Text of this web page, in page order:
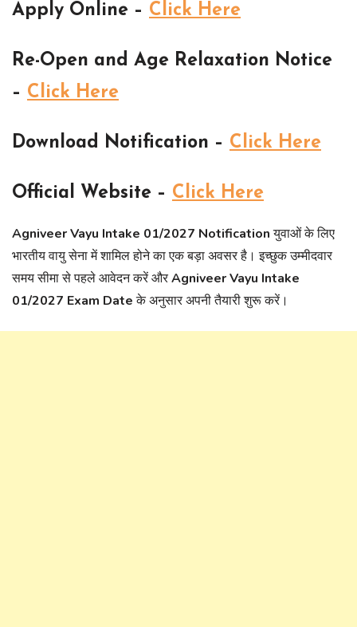
Apply Online – Click Here
Re-Open and Age Relaxation Notice
– Click Here
Download Notification – Click Here
Official Website – Click Here
Agniveer Vayu Intake 01/2027 Notificationयुवाओं के लिए
भारतीय वायु सेना में शामिल होने का एक बड़ा अवसर है। इच्छुक उम्मीदवार
समय सीमा से पहले आवेदन करें औरAgniveer Vayu Intake
01/2027 Exam Dateके अनुसार अपनी तैयारी शुरू करें।